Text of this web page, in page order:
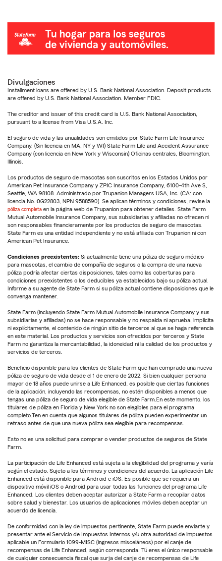
Divulgaciones
Installment loans are offered by U.S. Bank National Association. Deposit products
are offered by U.S. Bank National Association. Member FDIC.
The creditor and issuer of this credit card is U.S. Bank National Association,
pursuant to a license from Visa U.S.A. Inc.
El seguro de vida y las anualidades son emitidos por State Farm Life Insurance
Company. (Sin licencia en MA, NY y WI) State Farm Life and Accident Assurance
Company (con licencia en New York y Wisconsin) Oficinas centrales, Bloomington,
Illinois.
Los productos de seguro de mascotas son suscritos en los Estados Unidos por
American Pet Insurance Company y ZPIC Insurance Company, 6100-4th Ave S,
Seattle, WA 98108. Administrado por Trupanion Managers USA, Inc. (CA: con
licencia No. 0G22803, NPN 9588590). Se aplican términos y condiciones, revise la
póliza completa en la página web de Trupanion para obtener detalles. State Farm
Mutual Automobile Insurance Company, sus subsidiarias y afiliadas no ofrecen ni
son responsables financieramente por los productos de seguro de mascotas.
State Farm es una entidad independiente y no está afiliada con Trupanion ni con
American Pet Insurance.
Condiciones preexistentes: Si actualmente tiene una póliza de seguro médico
para mascotas, el cambio de compañía de seguros o la compra de una nueva
póliza podría afectar ciertas disposiciones, tales como las coberturas para
condiciones preexistentes o los deducibles ya establecidos bajo su póliza actual.
Informe a su agente de State Farm si su póliza actual contiene disposiciones que le
convenga mantener.
State Farm (incluyendo State Farm Mutual Automobile Insurance Company y sus
subsidiarias y afiliadas) no se hace responsable y no respalda ni aprueba, implícita
ni explícitamente, el contenido de ningún sitio de terceros al que se haga referencia
en este material. Los productos y servicios son ofrecidos por terceros y State
Farm no garantiza la mercantabilidad, la idoneidad ni la calidad de los productos y
servicios de terceros.
Beneficio disponible para los clientes de State Farm que han comprado una nueva
póliza de seguro de vida desde el 1 de enero de 2022. Si bien cualquier persona
mayor de 18 años puede unirse a Life Enhanced, es posible que ciertas funciones
de la aplicación, incluyendo las recompensas, no estén disponibles a menos que
tengas una póliza de seguro de vida elegible de State Farm.En este momento, los
titulares de póliza en Florida y New York no son elegibles para el programa
completo.Ten en cuenta que algunos titulares de póliza pueden experimentar un
retraso antes de que una nueva póliza sea elegible para recompensas.
Esto no es una solicitud para comprar o vender productos de seguros de State
Farm.
La participación de Life Enhanced está sujeta a la elegibilidad del programa y varía
según el estado. Sujeto a los términos y condiciones del acuerdo. La aplicación Life
Enhanced está disponible para Android e iOS. Es posible que se requiera un
dispositivo móvil iOS o Android para usar todas las funciones del programa Life
Enhanced. Los clientes deben aceptar autorizar a State Farm a recopilar datos
sobre salud y bienestar. Los usuarios de aplicaciones móviles deben aceptar un
acuerdo de licencia.
De conformidad con la ley de impuestos pertinente, State Farm puede enviarte y
presentar ante el Servicio de Impuestos Internos y/u otra autoridad de impuestos
aplicable un Formulario 1099-MISC (ingresos misceláneos) por el canje de
recompensas de Life Enhanced, según corresponda. Tú eres el único responsable
de cualquier consecuencia fiscal que surja del canje de recompensas de Life